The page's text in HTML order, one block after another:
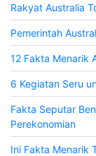
Rakyat Australia
Pemerintah
12 Fakta Menarik
6 Kegiatan Seru
Fakta Seputar
Perekonomian
Ini Fakta Menarik